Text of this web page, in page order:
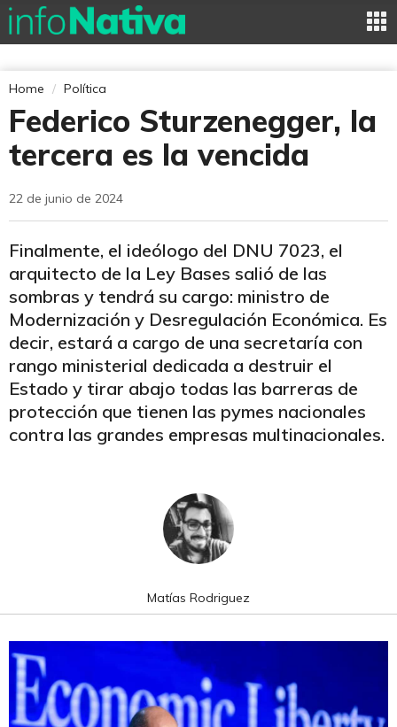
Home Política
Federico Sturzenegger, la
tercera es la vencida
22 de junio de 2024
Finalmente, el ideólogo del DNU 7023, el
arquitecto de la Ley Bases salió de las
sombras y tendrá su cargo: ministro de
Modernización y Desregulación Económica. Es
decir, estará a cargo de una secretaría con
rango ministerial dedicada a destruir el
Estado y tirar abajo todas las barreras de
protección que tienen las pymes nacionales
contra las grandes empresas multinacionales.
Matías Rodriguez